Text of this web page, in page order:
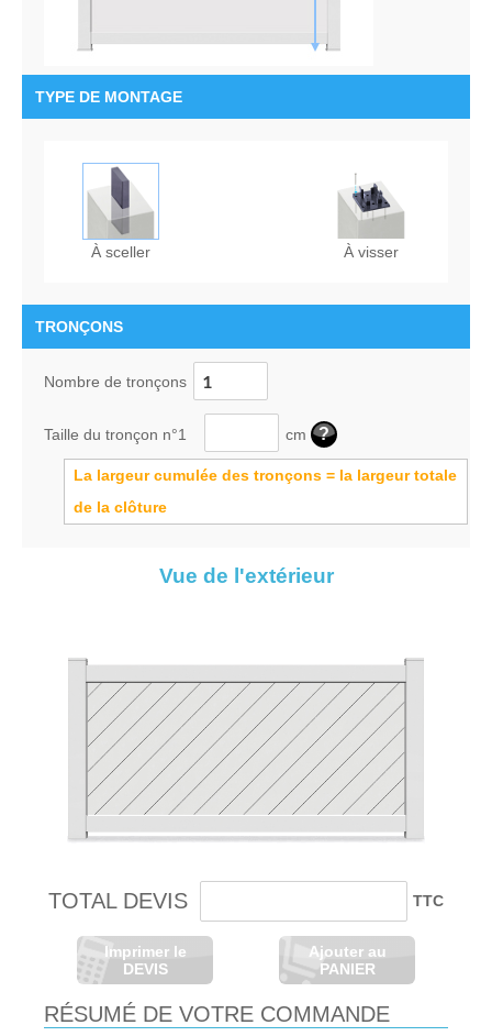
TYPE DE MONTAGE
À sceller À visser
TRONÇONS
Nombre de tronçons
Taille du tronçon n°1 cm
La largeur cumulée des tronçons = la largeur totale
de la clôture
Vue de l'extérieur
RÉSUMÉ DE VOTRE COMMANDE
TOTAL DEVIS TTC
Imprimer le
DEVIS
Ajouter au
PANIER